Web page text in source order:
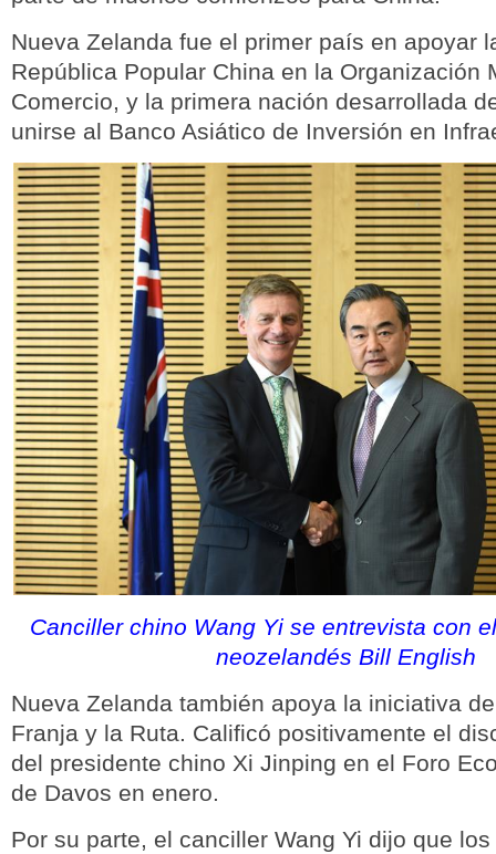
Nueva Zelanda fue el primer país en apoyar
República Popular China en la Organización
Comercio, y la primera nación desarrollada
unirse al Banco Asiático de Inversión en
Canciller chino Wang Yi se entrevista con
neozelandés Bill English
Nueva Zelanda también apoya la iniciativa
Franja y la Ruta. Calificó positivamente el
del presidente chino Xi Jinping en el Foro
de Davos en enero.
Por su parte, el canciller Wang Yi dijo que